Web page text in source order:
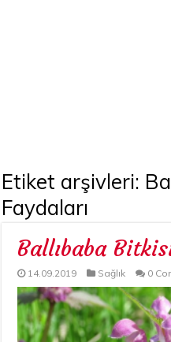
Etiket arşivleri:
Faydaları
Ballıbaba
14.09.2019 Sağlık 0